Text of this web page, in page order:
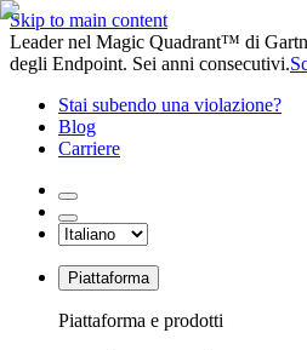
Skip to main content
Leader nel Magic Quadrant™ di
degli Endpoint. Sei anni consecutivi.
Stai subendo una violazione?
Blog
Carriere
Piattaforma
Piattaforma e prodotti